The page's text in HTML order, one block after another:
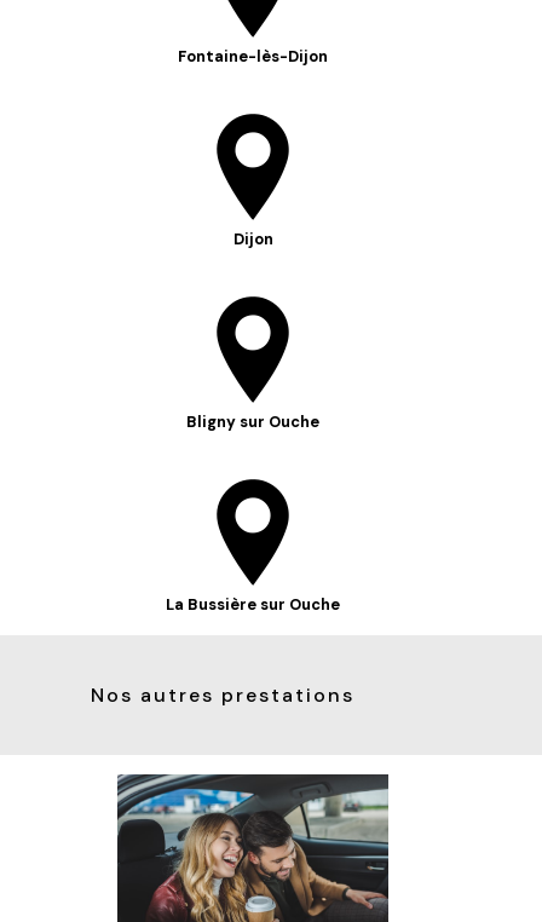
Fontaine-lès-Dijon
Dijon
Bligny sur Ouche
La Bussière sur Ouche
Nos autres prestations